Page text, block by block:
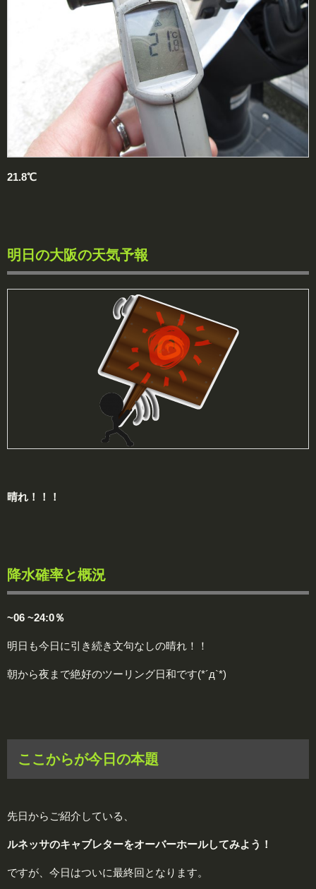
21.8℃
明日の大阪の天気予報
晴れ！！！
降水確率と概況
~06 ~24:0％
明日も今日に引き続き文句なしの晴れ！！
朝から夜まで絶好のツーリング日和です(*´д`*)
ここからが今日の本題
先日からご紹介している、
ルネッサのキャブレターをオーバーホールしてみよう！
ですが、今日はついに最終回となります。